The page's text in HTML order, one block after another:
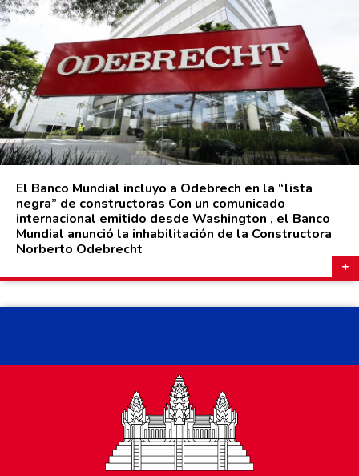
El Banco Mundial incluyo a Odebrech en la “lista
negra” de constructoras Con un comunicado
internacional emitido desde Washington , el Banco
Mundial anunció la inhabilitación de la Constructora
Norberto Odebrecht